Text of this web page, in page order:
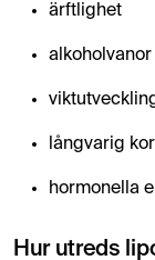
ärftlighet
alkoholvanor
långvarig
hormonella
Hur utreds